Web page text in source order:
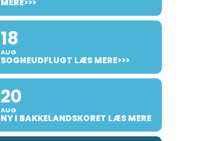
18
AUG
SOGNEUDFLUGT LÆS MERE>>>
20
AUG
NY I BAKKELANDSKORET LÆS MERE